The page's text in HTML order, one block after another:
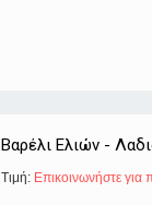
Βαρέλι Ελιών -
Τιμή: Eπικοινωνήστε για